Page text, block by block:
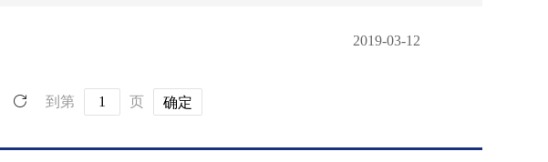
2019-03-12
到第 页 确定